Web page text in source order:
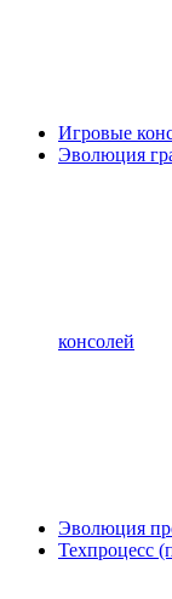
Игровые
Эволюция
консолей
Эволюция
Техпроцесс